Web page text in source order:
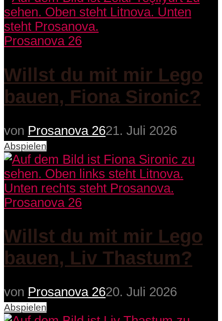
Prosanova 26
Willst du mit mir Lego
bauen, Fiona Sironic?
von Prosanova 2621. Juli 2026
Abspielen
Prosanova 26
Willst du mit mir Lego
bauen, Liv Thastum?
von Prosanova 2620. Juli 2026
Abspielen